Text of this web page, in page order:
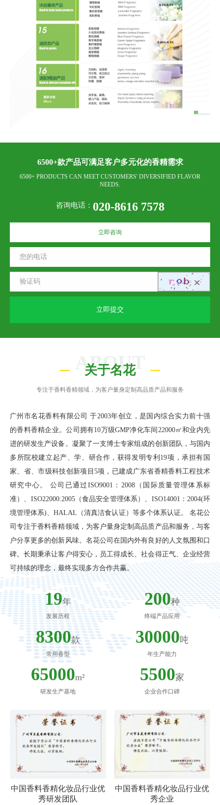
6500+款产品可满足客户多元化的香精需求
6500+ PRODUCTS CAN MEET CUSTOMERS' DIVERSIFIED FLAVOR
NEEDS.
咨询电话： 020-8616 7578
立即咨询
立即提交
ABOUT
关于名花
专注于香料香精领域，为客户量身定制高品质产品和服务
广州市名花香料有限公司 于2003年创立，是国内综合实力前十强
的香料香精企业。公司拥有10万级GMP净化车间22000㎡和业内先
进的研发生产设备。凝聚了一支博士专家组成的创新团队，与国内
多所院校建立起产、学、研合作，获得发明专利19项，承担有国
家、省、市级科技创新项目5项，已建成广东省香精香料工程技术
研究中心。 公司已通过ISO9001：2008（国际质量管理体系标
准）、ISO22000:2005（食品安全管理体系）、ISO14001：2004(环
境管理体系)、HALAL（清真洁食认证）等多个体系认证。 名花公
司专注于香料香精领域，为客户量身定制高品质产品和服务，与客
户分享更多的创新风味。名花公司在国内外有良好的人文氛围和口
碑。长期秉承让客户得安心，员工得成长、社会得正气、企业经营
可持续的理念，最终实现多方合作共赢。
19年
发展历程
200种
终端产品应用
8300款
常用香型
30000吨
年生产能力
65000m²
研发生产基地
5500家
企业合作口碑
中国香料香精化妆品行业优
秀研发团队
中国香料香精化妆品行业优
秀企业